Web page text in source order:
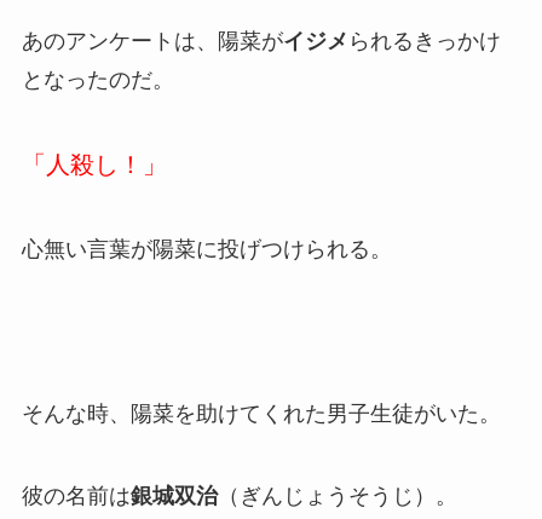
あのアンケートは、陽菜がイジメ られるきっかけ
となったのだ。
「人殺し！」
心無い言葉が陽菜に投げつけられる。
そんな時、陽菜を助けてくれた男子生徒がいた。
彼の名前は銀城双治（ぎんじょうそうじ）。